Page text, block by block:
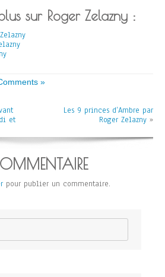
sur Roger Zelazny :
»
et
Les 9 princes d’Ambre par
Roger Zelazny »
pour publier un commentaire.